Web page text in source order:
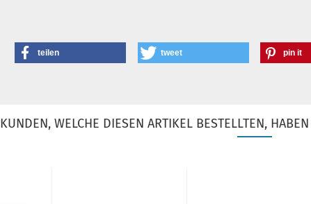
teilen tweet pin it
KUNDEN, WELCHE DIESEN ARTIKEL BESTELLTEN,